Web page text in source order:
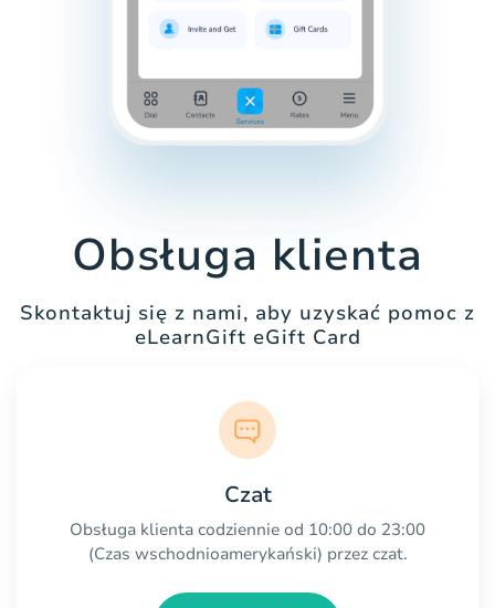
Obsługa klienta
Skontaktuj się z nami, aby uzyskać pomoc z
eLearnGift eGift Card
Czat
Obsługa klienta codziennie od 10:00 do 23:00
(Czas wschodnioamerykański) przez czat.